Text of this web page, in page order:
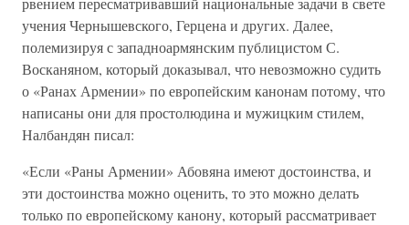
учения Чернышевского, Герцена и других. Далее,
полемизируя с западноармянским публицистом С.
Восканяном, который доказывал, что невозможно судить
о «Ранах Армении» по европейским канонам потому, что
написаны они для простолюдина и мужицким стилем,
Налбандян писал:
«Если «Раны Армении» Абовяна имеют достоинства, и
эти достоинства можно оценить, то это можно делать
только по европейскому канону, который рассматривает